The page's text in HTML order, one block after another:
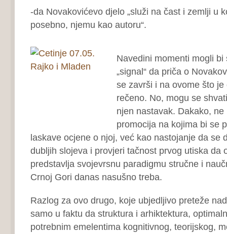
-da Novakovićevo djelo „služi na čast i zemlji u
posebno, njemu kao autoru“.
Navedini momenti mogli bi
„signal“ da priča o
se završi i na ovome što je
rečeno. No, mogu se
njen nastavak. Dakako, ne
promocija na kojima bi se
laskave ocjene o njoj, već kao nastojanje da se
dubljih slojeva i provjeri tačnost prvog utiska da
predstavlja svojevrsnu paradigmu stručne i
Crnoj Gori danas nasušno treba.
Razlog za ovo drugo, koje ubjedljivo preteže
samo u faktu da struktura i arhiktektura,
potrebnim emelentima kognitivnog, teorijskog,